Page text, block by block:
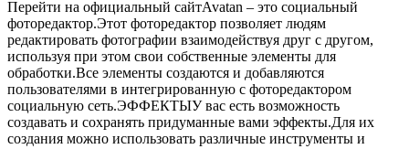
Перейти на официальный сайтAvatan – это социальный
фоторедактор.Этот фоторедактор позволяет людям
редактировать фотографии взаимодействуя друг с другом,
используя при этом свои собственные элементы для
обработки.Все элементы создаются и добавляются
пользователями в интегрированную с фоторедактором
социальную сеть.ЭФФЕКТЫУ вас есть возможность
создавать и сохранять придуманные вами эффекты.Для их
создания можно использовать различные инструменты и